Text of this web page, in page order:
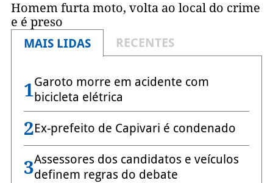
Homem furta moto, volta ao local do crime
e é preso
MAIS LIDAS
RECENTES
1Garoto morre em acidente com
bicicleta elétrica
2Ex-prefeito de Capivari é condenado
3Assessores dos candidatos e veículos
definem regras do debate